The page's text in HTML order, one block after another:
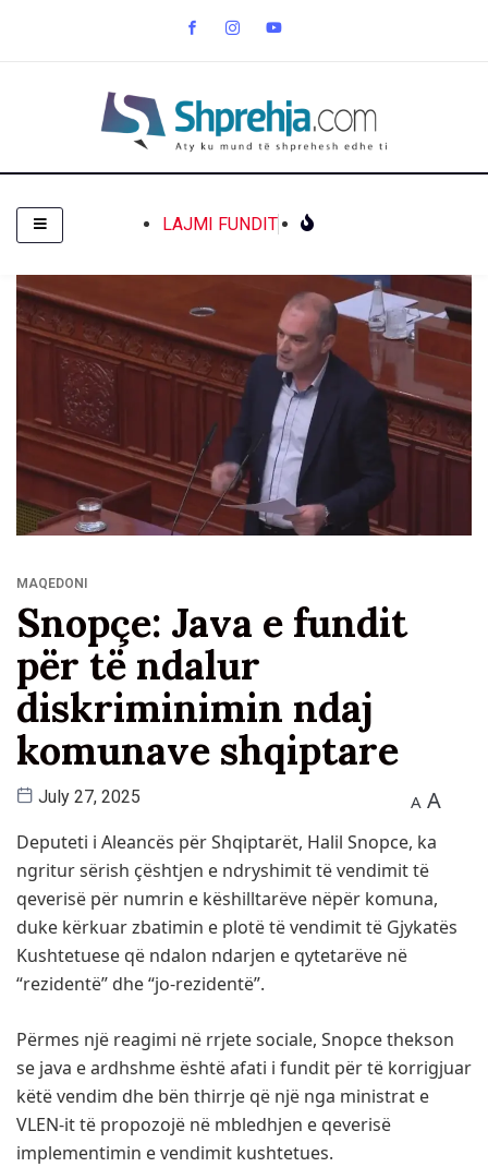
LAJMI FUNDIT
MAQEDONI
Snopçe: Java e fundit
për të ndalur
diskriminimin ndaj
komunave shqiptare
July 27, 2025 A A
Deputeti i Aleancës për Shqiptarët, Halil Snopce, ka
ngritur sërish çështjen e ndryshimit të vendimit të
qeverisë për numrin e këshilltarëve nëpër komuna,
duke kërkuar zbatimin e plotë të vendimit të Gjykatës
Kushtetuese që ndalon ndarjen e qytetarëve në
“rezidentë” dhe “jo-rezidentë”.
Përmes një reagimi në rrjete sociale, Snopce thekson
se java e ardhshme është afati i fundit për të korrigjuar
këtë vendim dhe bën thirrje që një nga ministrat e
VLEN-it të propozojë në mbledhjen e qeverisë
implementimin e vendimit kushtetues.